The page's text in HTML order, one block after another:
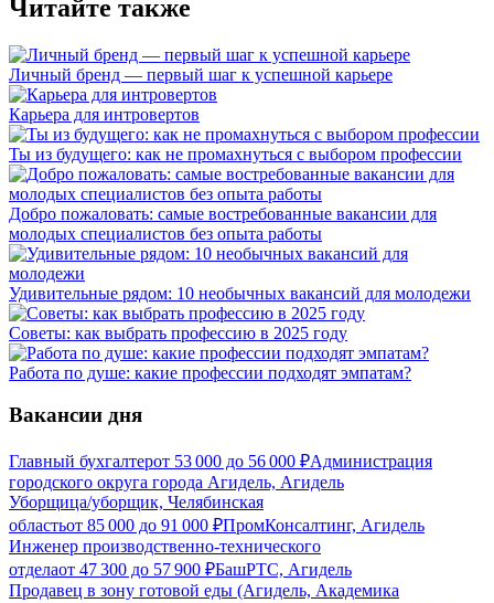
Читайте также
Личный бренд — первый шаг к успешной карьере
Карьера для интровертов
Ты из будущего: как не промахнуться с выбором профессии
Добро пожаловать: самые востребованные вакансии для
молодых специалистов без опыта работы
Удивительные рядом: 10 необычных вакансий для молодежи
Советы: как выбрать профессию в 2025 году
Работа по душе: какие профессии подходят эмпатам?
Вакансии дня
Главный бухгалтерот 53 000 до 56 000 ₽Администрация
городского округа города Агидель, Агидель
Уборщица/уборщик, Челябинская
областьот 85 000 до 91 000 ₽ПромКонсалтинг, Агидель
Инженер производственно-технического
отделаот 47 300 до 57 900 ₽БашРТС, Агидель
Продавец в зону готовой еды (Агидель, Академика